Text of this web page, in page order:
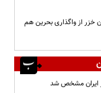
خزر از واگذاری بحرین هم
ایران مشخص شد